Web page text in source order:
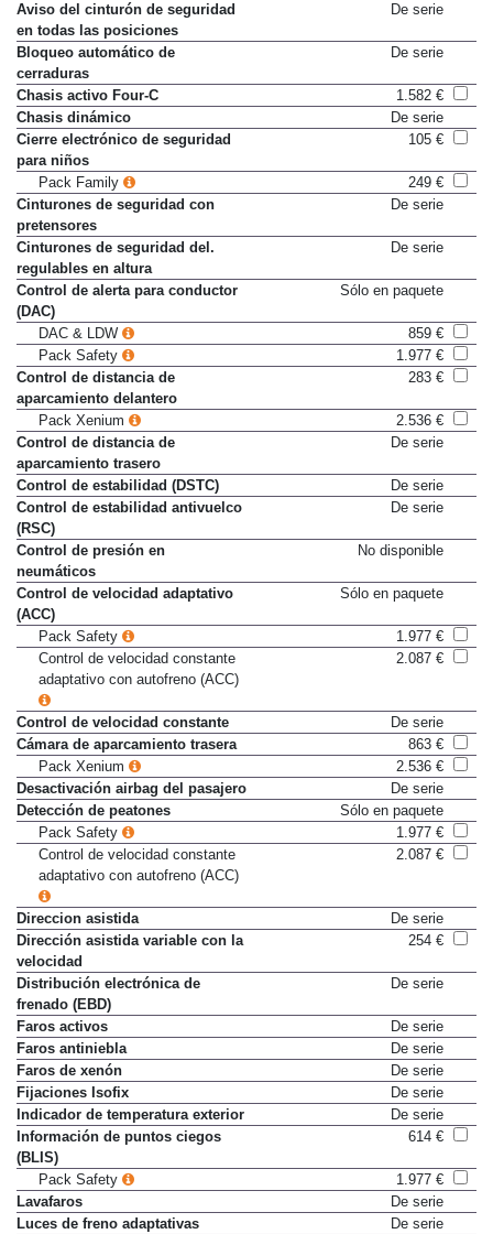
Aviso del cinturón de seguridad
en todas las posiciones
De serie
Bloqueo automático de
cerraduras
De serie
Chasis activo Four-C
1.582 €
Chasis dinámico
De serie
Cierre electrónico de seguridad
para niños
105 €
Pack Family
249 €
Cinturones de seguridad con
pretensores
De serie
Cinturones de seguridad del.
regulables en altura
De serie
Control de alerta para conductor
(DAC)
Sólo en paquete
DAC & LDW
859 €
Pack Safety
1.977 €
Control de distancia de
aparcamiento delantero
283 €
Pack Xenium
2.536 €
Control de distancia de
aparcamiento trasero
De serie
Control de estabilidad (DSTC)
De serie
Control de estabilidad antivuelco
(RSC)
De serie
Control de presión en
neumáticos
No disponible
Control de velocidad adaptativo
(ACC)
Sólo en paquete
Pack Safety
1.977 €
Control de velocidad constante
adaptativo con autofreno (ACC)
2.087 €
Control de velocidad constante
De serie
Cámara de aparcamiento trasera
863 €
Pack Xenium
2.536 €
Desactivación airbag del pasajero
De serie
Detección de peatones
Sólo en paquete
Pack Safety
1.977 €
Control de velocidad constante
adaptativo con autofreno (ACC)
2.087 €
Direccion asistida
De serie
Dirección asistida variable con la
velocidad
254 €
Distribución electrónica de
frenado (EBD)
De serie
Faros activos
De serie
Faros antiniebla
De serie
Faros de xenón
De serie
Fijaciones Isofix
De serie
Indicador de temperatura exterior
De serie
Información de puntos ciegos
(BLIS)
614 €
Pack Safety
1.977 €
Lavafaros
De serie
Luces de freno adaptativas
De serie